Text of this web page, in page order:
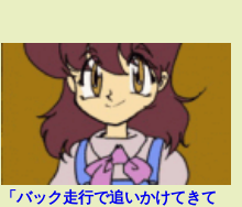
「バック走行で追いかけてきて